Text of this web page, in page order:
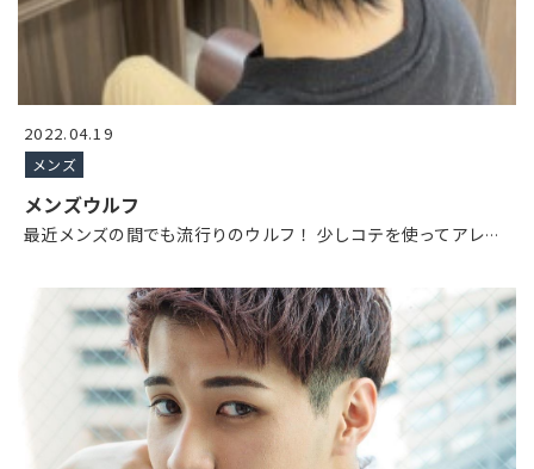
2022.04.19
メンズ
メンズウルフ
最近メンズの間でも流行りのウルフ！ 少しコテを使ってアレ…